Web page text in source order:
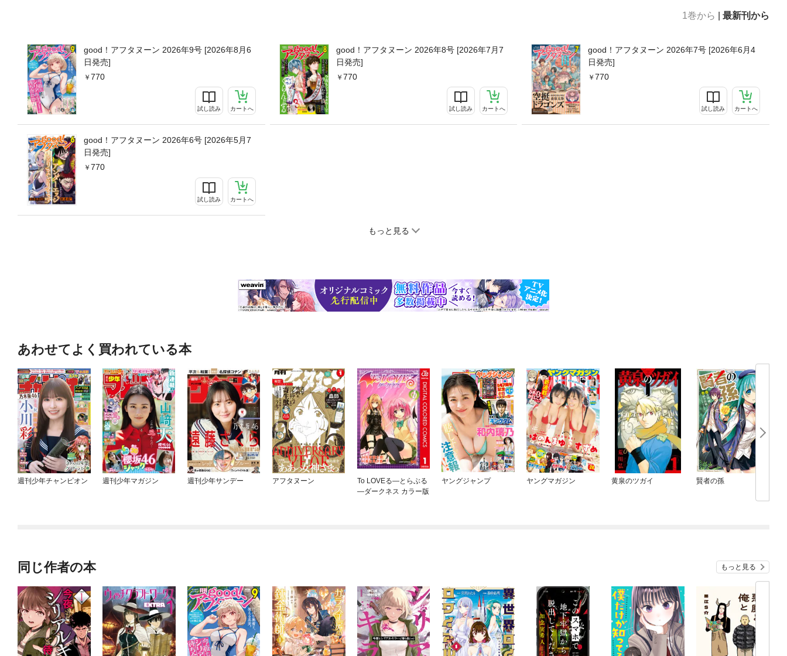
1巻から 最新刊から
good！アフタヌーン 2026年9号 [2026年8月6
日発売]
770
試し読み カートへ
good！アフタヌーン 2026年8号 [2026年7月7
日発売]
770
試し読み カートへ
good！アフタヌーン 2026年7号 [2026年6月4
日発売]
770
試し読み カートへ
good！アフタヌーン 2026年6号 [2026年5月7
日発売]
770
試し読み カートへ
もっと見る
あわせてよく買われている本
週刊少年チャンピオン 週刊少年マガジン 週刊少年サンデー アフタヌーン
To LOVEる—とらぶる
—ダークネス カラー版
ヤングジャンプ ヤングマガジン 黄泉のツガイ 賢者の孫
同じ作者の本 もっと見る